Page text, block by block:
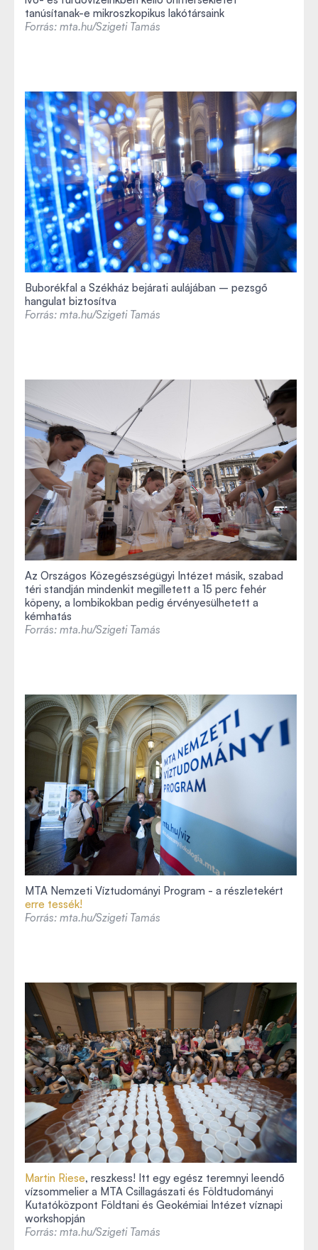
tanúsítanak-e mikroszkopikus lakótársaink
Forrás: mta.hu/Szigeti Tamás
Buborékfal a Székház bejárati aulájában – pezsgő
hangulat biztosítva
Forrás: mta.hu/Szigeti Tamás
Az Országos Közegészségügyi Intézet másik, szabad
téri standján mindenkit megilletett a 15 perc fehér
köpeny, a lombikokban pedig érvényesülhetett a
kémhatás
Forrás: mta.hu/Szigeti Tamás
MTA Nemzeti Víztudományi Program - a részletekért
erre tessék!
Forrás: mta.hu/Szigeti Tamás
Martin Riese, reszkess! Itt egy egész teremnyi leendő
vízsommelier a MTA Csillagászati és Földtudományi
Kutatóközpont Földtani és Geokémiai Intézet víznapi
workshopján
Forrás: mta.hu/Szigeti Tamás